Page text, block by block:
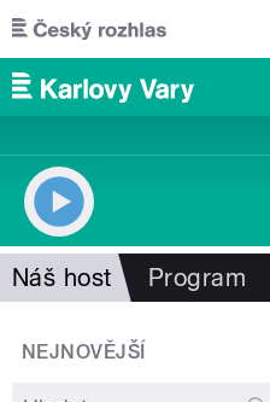
Přejít k hlavnímu obsahu
Náš host Program
NEJNOVĚJŠÍ